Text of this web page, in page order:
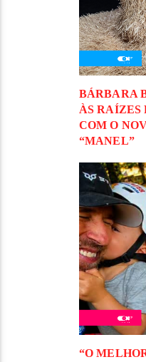
BÁRBARA
ÀS RAÍZES
COM O
“MANEL”
“O